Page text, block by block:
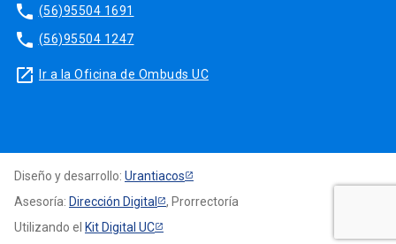
phone (56)95504 1691
phone (56)95504 1247
launch Ir a la Oficina de Ombuds UC
Diseño y desarrollo: Urantiacos
Asesoría: Dirección Digital
, Prorrectoría
Utilizando el Kit Digital UC